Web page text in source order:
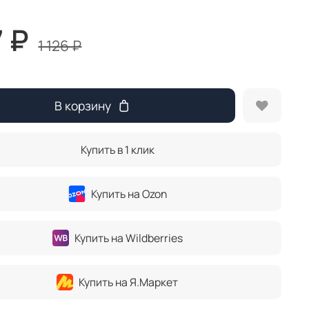
₽ 1 126 ₽
В корзину
Купить в 1 клик
Купить на Ozon
Купить на Wildberries
Купить на Я.Маркет